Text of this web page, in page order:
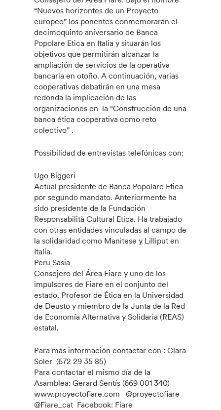
“Nuevos horizontes de un Proyecto
europeo” los ponentes conmemorarán el
decimoquinto aniversario de Banca
Popolare Etica en Italia y situarán los
objetivos que permitirán alcanzar la
ampliación de servicios de la operativa
bancaria en otoño. A continuación, varias
cooperativas debatirán en una mesa
redonda la implicación de las
organizaciones en la “Construcción de una
banca ética cooperativa como reto
colectivo” .
Possibilidad de entrevistas telefónicas con:
Ugo Biggeri
Actual presidente de Banca Popolare Etica
por segundo mandato. Anteriormente ha
sido presidente de la Fundación
Responsabilità Cultural Etica. Ha trabajado
con otras entidades vinculadas al campo de
la solidaridad como Manitese y Lilliput en
Italia.
Peru Sasia
Consejero del Área Fiare y uno de los
impulsores de Fiare en el conjunto del
estado. Profesor de Ética en la Universidad
de Deusto y miembro de la Junta de la Red
de Economía Alternativa y Solidaria (REAS)
estatal.
Para más información contactar con : Clara
Soler (672 29 35 85)
Para contactar el mismo día de la
Asamblea: Gerard Sentís (669 001 340)
www.proyectofiare.com @proyectofiare
@Fiare_cat Facebook: Fiare